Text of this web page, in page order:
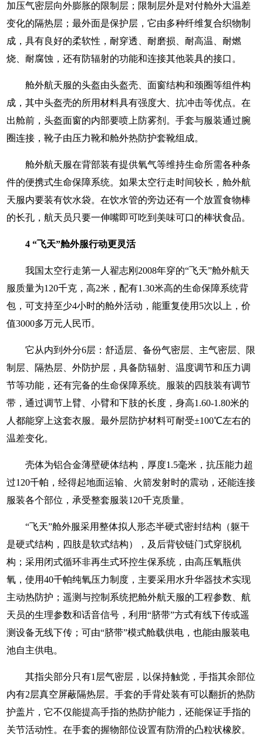
加压气密层向外膨胀的限制层；限制层外是对付舱外大温差
变化的隔热层；最外面是保护层，它由多种纤维复合织物制
成，具有良好的柔软性，耐穿透、耐磨损、耐高温、耐燃
烧、耐腐蚀，还有防辐射的功能和连接其他装具的接口。
舱外航天服的头盔由头盔壳、面窗结构和颈圈等组件构
成，其中头盔壳的所用材料具有强度大、抗冲击等优点。在
出舱前，头盔面窗的内部要喷上防雾剂。手套与服装通过腕
圈连接，靴子由压力靴和舱外热防护套靴组成。
舱外航天服在背部装有提供氧气等维持生命所需各种条
件的便携式生命保障系统。如果太空行走时间较长，舱外航
天服内要装有饮水袋。在饮水管的旁边还有一个放置食物棒
的长孔，航天员只要一伸嘴即可吃到美味可口的棒状食品。
4 “飞天”舱外服行动更灵活
我国太空行走第一人翟志刚2008年穿的“飞天”舱外航天
服质量为120千克，高2米，配有1.30米高的生命保障系统背
包，可支持至少4小时的舱外活动，能重复使用5次以上，价
值3000多万元人民币。
它从内到外分6层：舒适层、备份气密层、主气密层、限
制层、隔热层、外防护层，具备防辐射、温度调节和压力调
节等功能，还有完备的生命保障系统。服装的四肢装有调节
带，通过调节上臂、小臂和下肢的长度，身高1.60-1.80米的
人都能穿上这套衣服。最外层防护材料可耐受±100℃左右的
温差变化。
壳体为铝合金薄壁硬体结构，厚度1.5毫米，抗压能力超
过120千帕，经得起地面运输、火箭发射时的震动，还能连接
服装各个部位，承受整套服装120千克质量。
“飞天”舱外服采用整体拟人形态半硬式密封结构（躯干
是硬式结构，四肢是软式结构），及后背铰链门式穿脱机
构；采用闭式循环非再生式环控生保系统，由高压氧瓶供
氧，使用40千帕纯氧压力制度，主要采用水升华器技术实现
主动热防护；遥测与控制系统把舱外航天服的工程参数、航
天员的生理参数和话音信号，利用“脐带”方式有线下传或遥
测设备无线下传；可由“脐带”模式舱载供电，也能由服装电
池自主供电。
其指尖部分只有1层气密层，以保持触觉，手指其余部位
内有2层真空屏蔽隔热层。手套的手背处装有可以翻折的热防
护盖片，它不仅能提高手指的热防护能力，还能保证手指的
关节活动性。在手套的握物部位设置有防滑的凸粒状橡胶。